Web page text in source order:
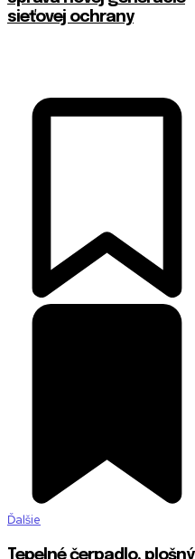
sieťovej ochrany
Ďalšie